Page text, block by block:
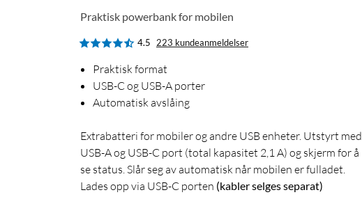
Praktisk powerbank for mobilen
4.5 223 kundeanmeldelser
Praktisk format
USB-C og USB-A porter
Automatisk avslåing
Extrabatteri for mobiler og andre USB enheter. Utstyrt med
USB-A og USB-C port (total kapasitet 2,1 A) og skjerm for å
se status. Slår seg av automatisk når mobilen er fulladet.
Lades opp via USB-C porten (kabler selges separat)